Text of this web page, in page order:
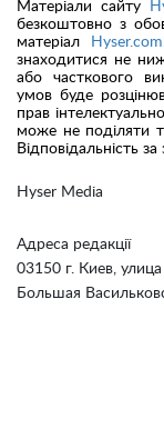
Hyser Media
Адреса редакції
03150 г. Киев, улица
Большая
Матеріали сайту
безкоштовно з
матеріал
знаходитися не
або часткового
умов буде
прав
може не поділяти
Відповідальність